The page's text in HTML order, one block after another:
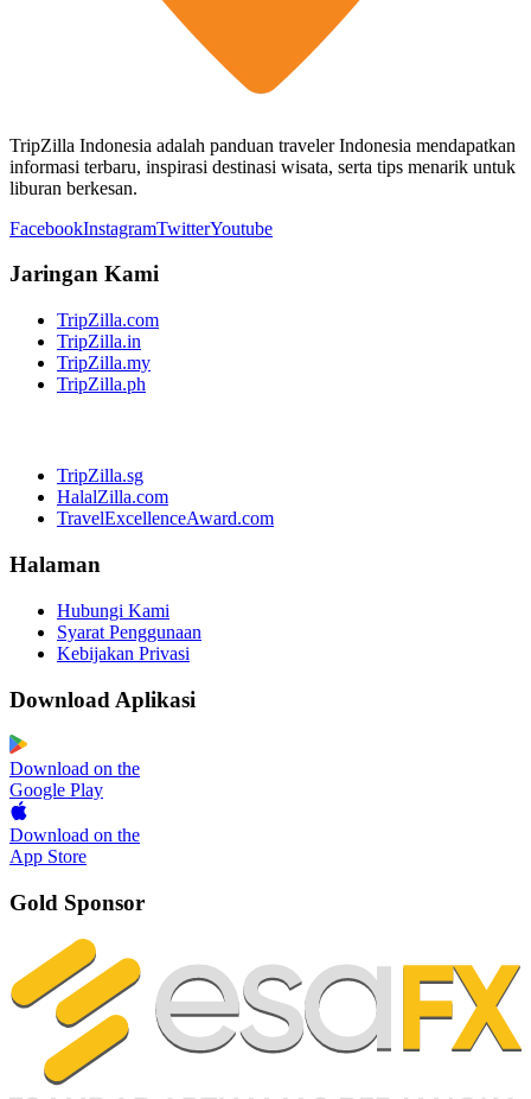
TripZilla Indonesia adalah panduan traveler Indonesia mendapatkan
informasi terbaru, inspirasi destinasi wisata, serta tips menarik untuk
liburan berkesan.
FacebookInstagramTwitterYoutube
Jaringan Kami
TripZilla.com
TripZilla.in
TripZilla.my
TripZilla.ph
TripZilla.sg
HalalZilla.com
TravelExcellenceAward.com
Halaman
Hubungi Kami
Syarat Penggunaan
Kebijakan Privasi
Download Aplikasi
Download on the
Google Play
Download on the
App Store
Gold Sponsor